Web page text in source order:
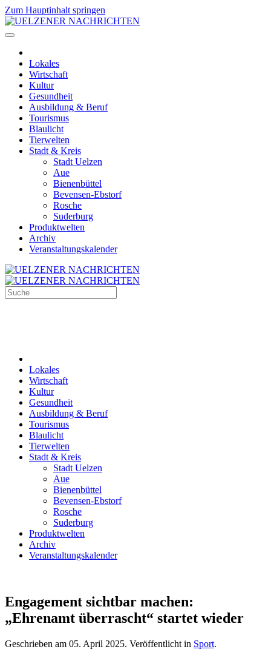
Zum Hauptinhalt springen
Lokales
Wirtschaft
Kultur
Gesundheit
Ausbildung & Beruf
Tourismus
Blaulicht
Tierwelten
Stadt & Kreis
Stadt Uelzen
Aue
Bienenbüttel
Bevensen-Ebstorf
Rosche
Suderburg
Produktwelten
Archiv
Veranstaltungskalender
Lokales
Wirtschaft
Kultur
Gesundheit
Ausbildung & Beruf
Tourismus
Blaulicht
Tierwelten
Stadt & Kreis
Stadt Uelzen
Aue
Bienenbüttel
Bevensen-Ebstorf
Rosche
Suderburg
Produktwelten
Archiv
Veranstaltungskalender
Engagement sichtbar machen:
„Ehrenamt überrascht“ startet wieder
Geschrieben am 05. April 2025. Veröffentlicht in Sport.